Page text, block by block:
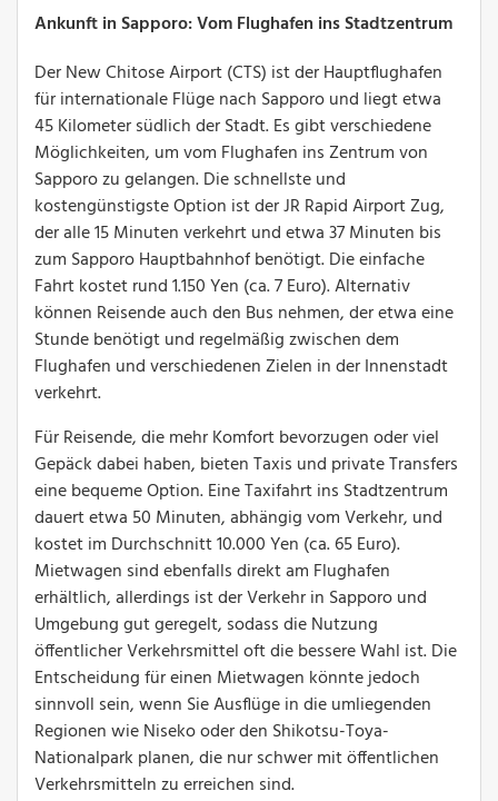
Ankunft in Sapporo: Vom Flughafen ins Stadtzentrum
Der New Chitose Airport (CTS) ist der Hauptflughafen
für internationale Flüge nach Sapporo und liegt etwa
45 Kilometer südlich der Stadt. Es gibt verschiedene
Möglichkeiten, um vom Flughafen ins Zentrum von
Sapporo zu gelangen. Die schnellste und
kostengünstigste Option ist der JR Rapid Airport Zug,
der alle 15 Minuten verkehrt und etwa 37 Minuten bis
zum Sapporo Hauptbahnhof benötigt. Die einfache
Fahrt kostet rund 1.150 Yen (ca. 7 Euro). Alternativ
können Reisende auch den Bus nehmen, der etwa eine
Stunde benötigt und regelmäßig zwischen dem
Flughafen und verschiedenen Zielen in der Innenstadt
verkehrt.
Für Reisende, die mehr Komfort bevorzugen oder viel
Gepäck dabei haben, bieten Taxis und private Transfers
eine bequeme Option. Eine Taxifahrt ins Stadtzentrum
dauert etwa 50 Minuten, abhängig vom Verkehr, und
kostet im Durchschnitt 10.000 Yen (ca. 65 Euro).
Mietwagen sind ebenfalls direkt am Flughafen
erhältlich, allerdings ist der Verkehr in Sapporo und
Umgebung gut geregelt, sodass die Nutzung
öffentlicher Verkehrsmittel oft die bessere Wahl ist. Die
Entscheidung für einen Mietwagen könnte jedoch
sinnvoll sein, wenn Sie Ausflüge in die umliegenden
Regionen wie Niseko oder den Shikotsu-Toya-
Nationalpark planen, die nur schwer mit öffentlichen
Verkehrsmitteln zu erreichen sind.